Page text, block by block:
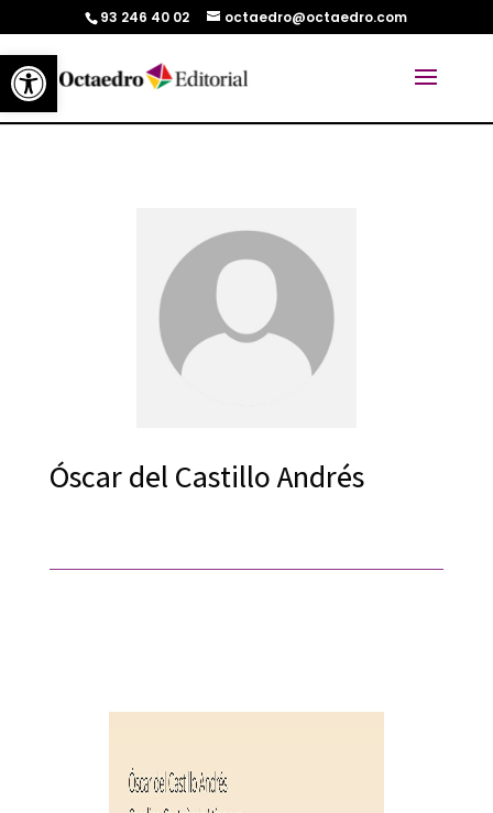
Abrir barra de herramientas
93 246 40 02 octaedro@octaedro.com
Óscar del Castillo Andrés